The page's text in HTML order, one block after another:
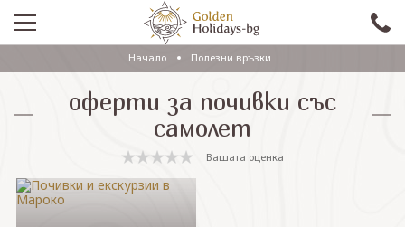
ПРОМО
EКСКУРЗИИ СЪС САМОЛЕТ
ЕКСКУРЗИИ С АВТОБУС
САМОЛЕТНИ ПОЧИВКИ
Начало Полезни връзки
оферти за почивки със
самолет
Вашата оценка